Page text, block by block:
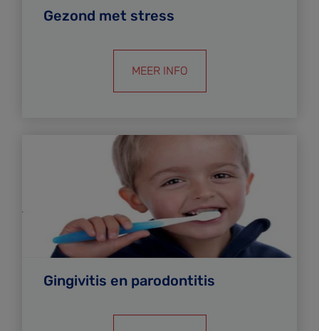
Gezond met stress
MEER INFO
Gingivitis en parodontitis